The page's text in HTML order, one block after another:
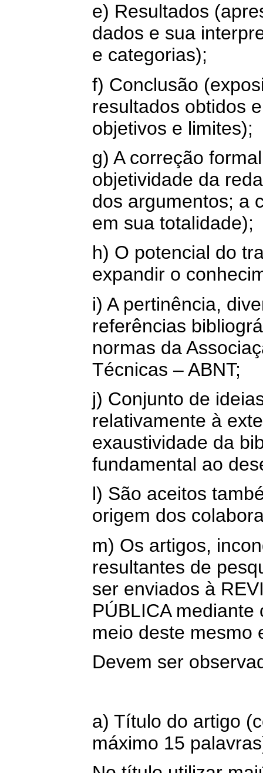
e) Resultados
dados e sua
e categorias);
f) Conclusão
resultados obtidos
objetivos e limites);
g) A correção
objetividade da
dos argumentos; a
em sua totalidade);
h) O potencial do
expandir o
i) A pertinência,
referências
normas da
Técnicas – ABNT;
j) Conjunto de
relativamente à
exaustividade da
fundamental ao
l) São aceitos
origem dos
m) Os artigos,
resultantes de
ser enviados à
PÚBLICA
meio deste mesmo
Devem ser
a) Título do artigo
máximo 15